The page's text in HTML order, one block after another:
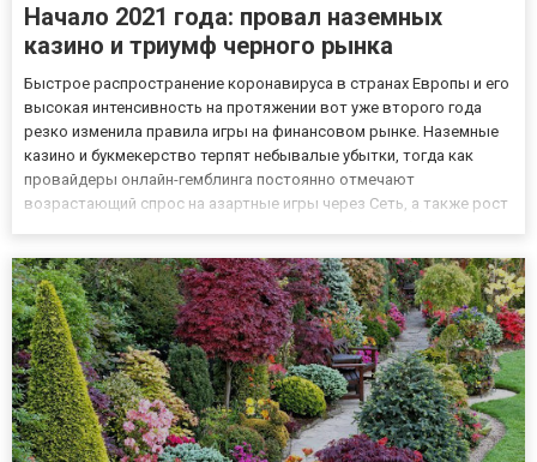
Начало 2021 года: провал наземных
казино и триумф черного рынка
Быстрое распространение коронавируса в странах Европы и его
высокая интенсивность на протяжении вот уже второго года
резко изменила правила игры на финансовом рынке. Наземные
казино и букмекерство терпят небывалые убытки, тогда как
провайдеры онлайн-гемблинга постоянно отмечают
возрастающий спрос на азартные игры через Сеть, а также рост
стартов...